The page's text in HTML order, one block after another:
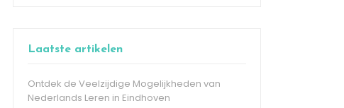
Laatste artikelen
Ontdek de Veelzijdige Mogelijkheden van
Nederlands Leren in Eindhoven